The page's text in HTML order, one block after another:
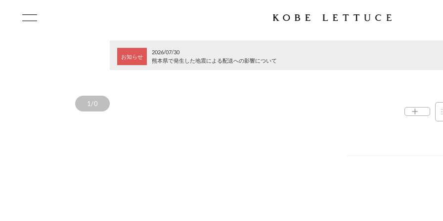
お知らせ
2026/07/30
熊本県で発生した地震による配送への影響について
1/0